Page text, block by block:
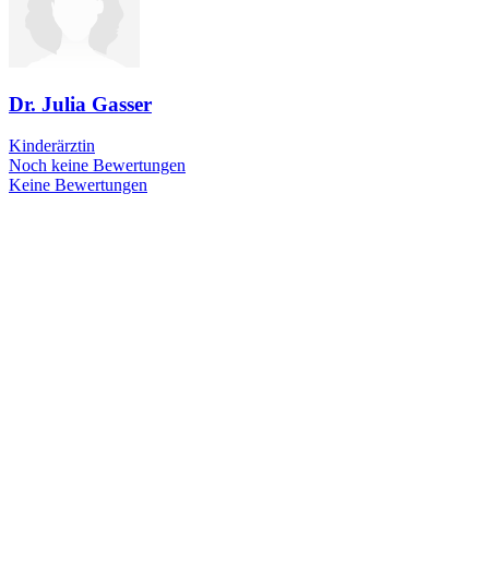
Dr. Julia Gasser
Kinderärztin
Noch keine Bewertungen
Keine Bewertungen